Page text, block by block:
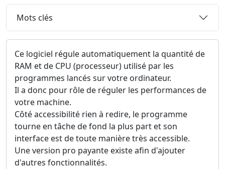
Mots clés
Ce logiciel régule automatiquement la quantité de
RAM et de CPU (processeur) utilisé par les
programmes lancés sur votre ordinateur.
Il a donc pour rôle de réguler les performances de
votre machine.
Côté accessibilité rien à redire, le programme
tourne en tâche de fond la plus part et son
interface est de toute manière très accessible.
Une version pro payante existe afin d'ajouter
d'autres fonctionnalités.